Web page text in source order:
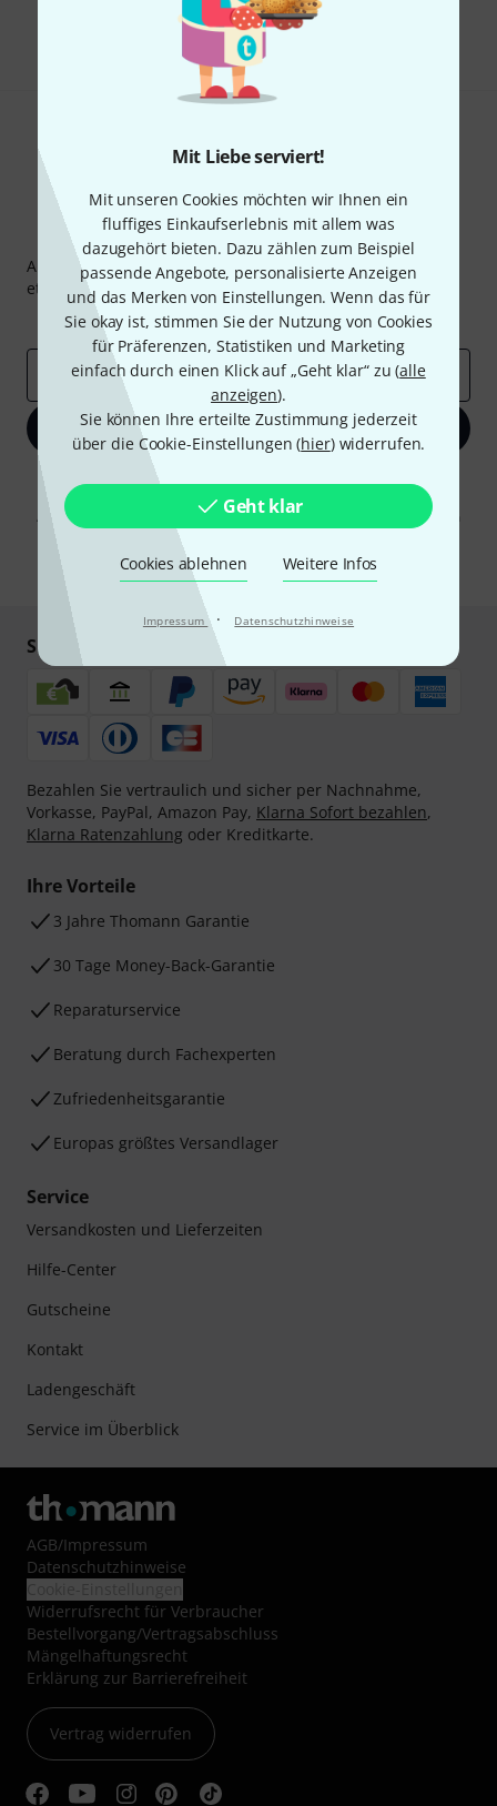
Mit Liebe serviert!
Mit unseren Cookies möchten wir Ihnen ein
fluffiges Einkaufserlebnis mit allem was
dazugehört bieten. Dazu zählen zum Beispiel
passende Angebote, personalisierte Anzeigen
und das Merken von Einstellungen. Wenn das für
Sie okay ist, stimmen Sie der Nutzung von Cookies
für Präferenzen, Statistiken und Marketing
einfach durch einen Klick auf „Geht klar“ zu (alle
anzeigen).
Sie können Ihre erteilte Zustimmung jederzeit
über die Cookie-Einstellungen (hier) widerrufen.
Geht klar
Cookies ablehnen Weitere Infos
Impressum · Datenschutzhinweise
Teilen Hilfe & Feedback
Thomann Newsletter
Abonniere den Thomann Newsletter und gewinne mit
etwas Glück einen von
50 Gutscheinen über jeweils50€
Inspirierende Beiträge
Deals Thomann Insights
E-Mail-Adresse*
Jetzt anmelden
Mit Klick auf „Jetzt anmelden“ stimmen Sie dem Erhalt von E-Mail-
Werbung und einer Messung des E-Mail-Nutzungsverhaltens zu. Die
Abmeldung ist jederzeit möglich. Weitere Informationen finden Sie in
unserenDatenschutzhinweisen.
* Pflichtfeld
Sicher einkaufen & bezahlen
Bezahlen Sie vertraulich und sicher per Nachnahme,
Vorkasse, PayPal, Amazon Pay, Klarna Sofort bezahlen,
Klarna Ratenzahlung oder Kreditkarte.
Ihre Vorteile
3 Jahre Thomann Garantie
30 Tage Money-Back-Garantie
Reparaturservice
Beratung durch Fachexperten
Zufriedenheitsgarantie
Europas größtes Versandlager
Service
Versandkosten und Lieferzeiten
Hilfe-Center
Gutscheine
Kontakt
Ladengeschäft
Service im Überblick
AGB/Impressum
Datenschutzhinweise
Widerrufsrecht für Verbraucher
Bestellvorgang/Vertragsabschluss
Mängelhaftungsrecht
Erklärung zur Barrierefreiheit
Vertrag widerrufen